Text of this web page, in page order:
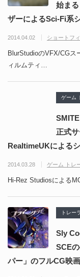
始ま
ザーによるSci-Fi系
2014.04.02 ショートフ
BlurStudioのVFX/CGス
ィルムティ…
ゲーム
正式
RealtimeUKによる
2014.03.28 ゲーム トレ
Hi-Rez Studiosによる
トレー
Sly
SCE
パー」のフルCG映